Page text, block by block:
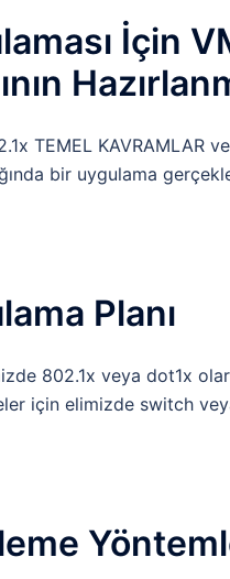
İçin
TEMEL KAVRAMLAR
bir uygulama
Planı
802.1x veya dot1x
için elimizde switch